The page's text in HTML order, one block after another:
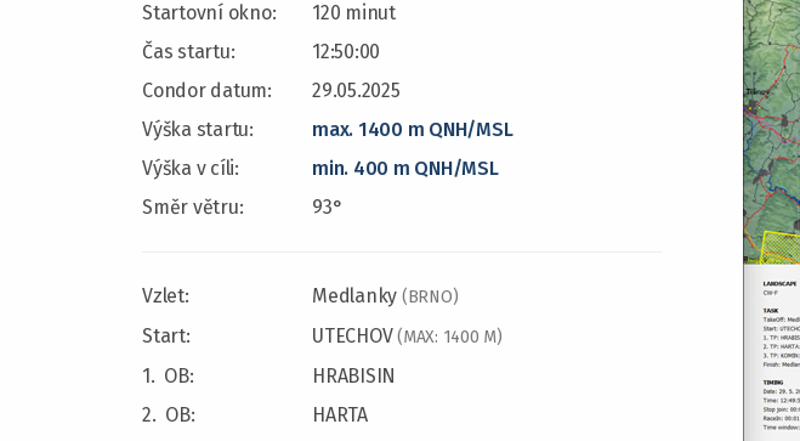
Startovní okno:
120 minut
Čas startu:
12:50:00
Condor datum:
29.05.2025
Výška startu:
max. 1400 m QNH/MSL
Výška v cíli:
min. 400 m QNH/MSL
Směr větru:
93°
Vzlet: Medlanky (BRNO)
Start: UTECHOV(MAX: 1400 M)
1. OB:
HRABISIN
2. OB:
HARTA